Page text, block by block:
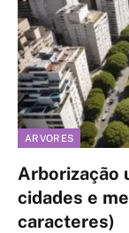
ARVORES
Arborização
cidades e
caracteres)